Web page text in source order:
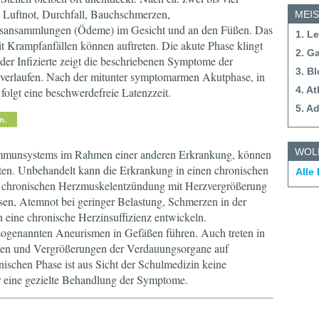
Durchfall, Bauchschmerzen,
(Ödeme) im Gesicht und an den Füßen. Das
Krampfanfällen können auftreten. Die akute Phase klingt
Infizierte zeigt die beschriebenen Symptome der
Nach der mitunter symptomarmen Akutphase, in
eine beschwerdefreie Latenzzeit.
im Rahmen einer anderen Erkrankung, können
Unbehandelt kann die Erkrankung in einen chronischen
Herzmuskelentzündung mit Herzvergrößerung
Atemnot bei geringer Belastung, Schmerzen in der
chronische Herzinsuffizienz entwickeln.
Aneurismen in Gefäßen führen. Auch treten in
und Vergrößerungen der Verdauungsorgane auf
Phase ist aus Sicht der Schulmedizin keine
gezielte Behandlung der Symptome.
1.
2.
3.
4.
5.
Alle